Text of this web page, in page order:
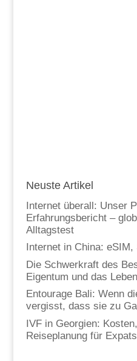
Neuste Artikel
Internet überall: Unser
Erfahrungsbericht –
Alltagstest
Internet in China:
Die Schwerkraft des
Eigentum und das
Entourage Bali: Wenn
vergisst, dass sie zu
IVF in Georgien:
Reiseplanung für